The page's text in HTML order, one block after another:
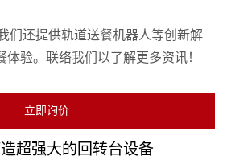
们还提供轨道送餐机器人等创新解
体验。联络我们以了解更多资讯！
立即询价
超强大的回转台设备